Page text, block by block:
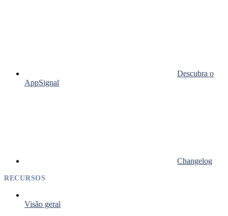
Descubra o
AppSignal
Changelog
RECURSOS
Visão geral